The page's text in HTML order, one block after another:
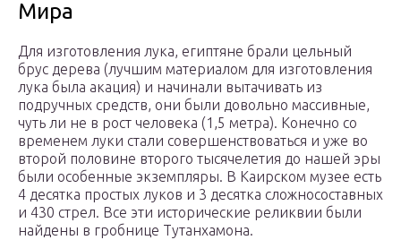
Мира
Для изготовления лука, египтяне брали цельный
брус дерева (лучшим материалом для изготовления
лука была акация) и начинали вытачивать из
подручных средств, они были довольно массивные,
чуть ли не в рост человека (1,5 метра). Конечно со
временем луки стали совершенствоваться и уже во
второй половине второго тысячелетия до нашей эры
были особенные экземпляры. В Каирском музее есть
4 десятка простых луков и 3 десятка сложносоставных
и 430 стрел. Все эти исторические реликвии были
найдены в гробнице Тутанхамона.